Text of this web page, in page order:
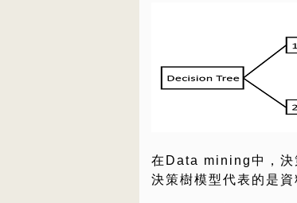
在Data mining中，決
決策樹模型代表的是